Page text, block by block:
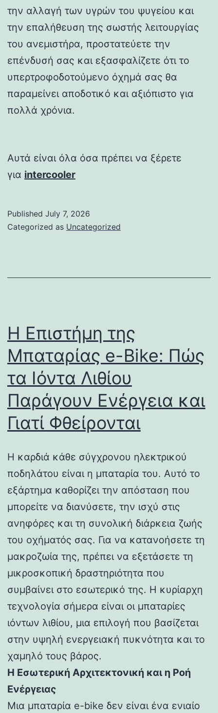
την αλλαγή των υγρών του ψυγείου και
την επαλήθευση της σωστής λειτουργίας
του ανεμιστήρα, προστατεύετε την
επένδυσή σας και εξασφαλίζετε ότι το
υπερτροφοδοτούμενο όχημά σας θα
παραμείνει αποδοτικό και αξιόπιστο για
πολλά χρόνια.
Αυτά είναι όλα όσα πρέπει να ξέρετε
για intercooler
Published July 7, 2026
Categorized as Uncategorized
Η Επιστήμη της
Μπαταρίας e-Bike: Πώς
τα Ιόντα Λιθίου
Παράγουν Ενέργεια και
Γιατί Φθείρονται
Η καρδιά κάθε σύγχρονου ηλεκτρικού
ποδηλάτου είναι η μπαταρία του. Αυτό το
εξάρτημα καθορίζει την απόσταση που
μπορείτε να διανύσετε, την ισχύ στις
ανηφόρες και τη συνολική διάρκεια ζωής
του οχήματός σας. Για να κατανοήσετε τη
μακροζωία της, πρέπει να εξετάσετε τη
μικροσκοπική δραστηριότητα που
συμβαίνει στο εσωτερικό της. Η κυρίαρχη
τεχνολογία σήμερα είναι οι μπαταρίες
ιόντων λιθίου, μια επιλογή που βασίζεται
στην υψηλή ενεργειακή πυκνότητα και το
χαμηλό τους βάρος.
Η Εσωτερική Αρχιτεκτονική και η Ροή
Ενέργειας
Μια μπαταρία e-bike δεν είναι ένα ενιαίο